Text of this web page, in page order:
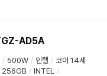
AD5A
/ 500W / 인텔 / 코어 14세
256GB / INTEL /